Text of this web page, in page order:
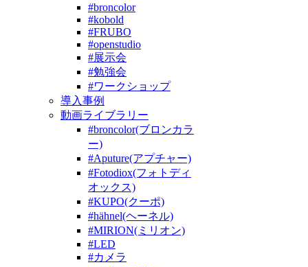
#broncolor
#kobold
#FRUBO
#openstudio
#展示会
#勉強会
#ワークショップ
導入事例
動画ライブラリー
#broncolor(ブロンカラ
ー)
#Aputure(アプチャー)
#Fotodiox(フォトディ
オックス)
#KUPO(クーポ)
#hähnel(ヘーネル)
#MIRION(ミリオン)
#LED
#カメラ